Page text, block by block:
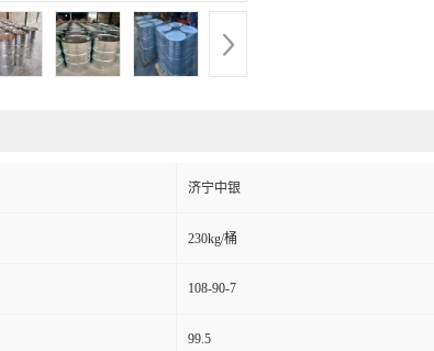
济宁中银
230kg/桶
108-90-7
99.5